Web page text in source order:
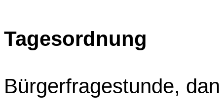
Tagesordnung
Bürgerfragestunde,